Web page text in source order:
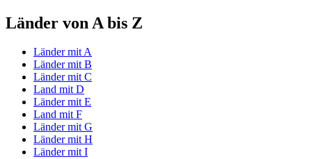
Länder von A bis Z
Länder mit A
Länder mit B
Länder mit C
Land mit D
Länder mit E
Land mit F
Länder mit G
Länder mit H
Länder mit I